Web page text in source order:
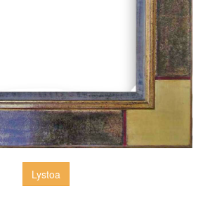
Lystoa